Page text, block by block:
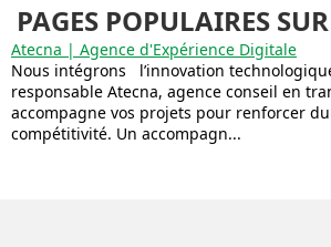
PAGES POPULAIRES
Atecna | Agence d'Expérience Digitale
Nous intégrons l’innovation
responsable Atecna, agence conseil en
accompagne vos projets pour renforcer
compétitivité. Un accompagn...